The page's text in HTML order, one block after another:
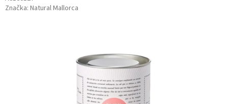
Značka: Natural Mallorca